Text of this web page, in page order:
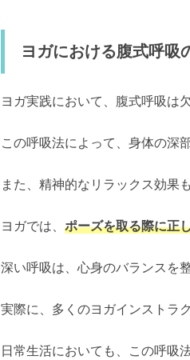
ヨガにおける腹式呼吸
ヨガ実践において、腹式呼吸は
この呼吸法によって、身体の深
また、精神的なリラックス効果
ヨガでは、 ポーズを取る際に正
深い呼吸は、心身のバランスを
実際に、多くのヨガインストラ
日常生活においても、この呼吸